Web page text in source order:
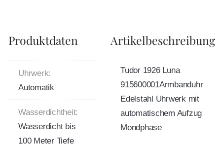
Produktdaten
Uhrwerk:
Automatik
Wasserdichtheit:
Wasserdicht bis
100 Meter Tiefe
Artikelbeschreibung
Tudor 1926 Luna
915600001Armbanduhr
Edelstahl Uhrwerk mit
automatischem Aufzug
Mondphase